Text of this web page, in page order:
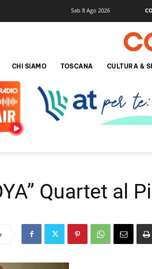
Sab 8 Ago 2026
CHI SIAMO TOSCANA CULTURA &
Quartet al